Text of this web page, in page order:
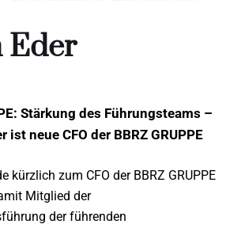
Eder
Stärkung des Führungsteams –
ist neue CFO der BBRZ GRUPPE
kürzlich zum CFO der BBRZ GRUPPE
Mitglied der
der führenden